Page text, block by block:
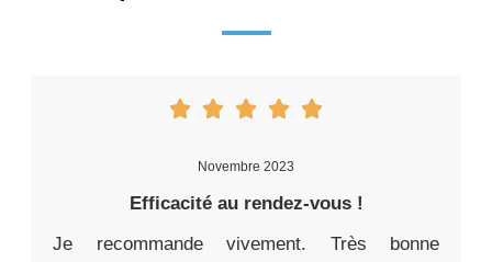
Novembre 2023
Efficacité au rendez-vous !
Je recommande vivement. Très bonne